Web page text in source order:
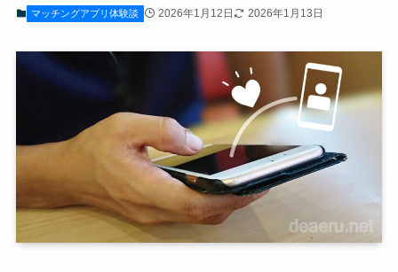
マッチングアプリ体験談 2026年1月12日 2026年1月13日